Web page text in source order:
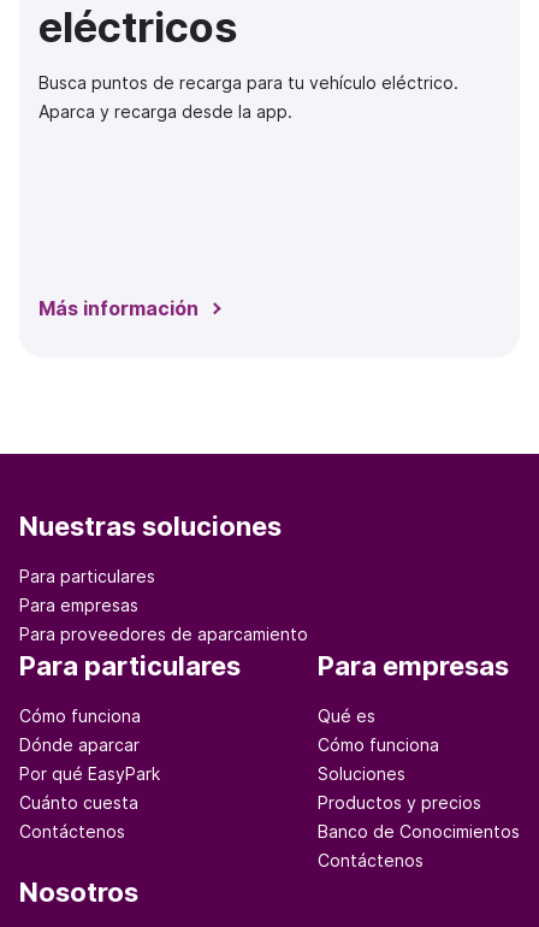
eléctricos
Busca puntos de recarga para tu vehículo eléctrico.
Aparca y recarga desde la app.
Más información
Nuestras soluciones
Para particulares
Para empresas
Para proveedores de aparcamiento
Para particulares
Cómo funciona
Dónde aparcar
Por qué EasyPark
Cuánto cuesta
Contáctenos
Para empresas
Qué es
Cómo funciona
Soluciones
Productos y precios
Banco de Conocimientos
Contáctenos
Nosotros